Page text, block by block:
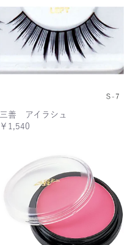
三善 アイラシュ
￥1,540